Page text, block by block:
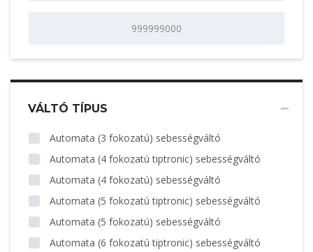
VÁLTÓ TÍPUS
Automata (3 fokozatú) sebességváltó
Automata (4 fokozatú tiptronic) sebességváltó
Automata (4 fokozatú) sebességváltó
Automata (5 fokozatú tiptronic) sebességváltó
Automata (5 fokozatú) sebességváltó
Automata (6 fokozatú tiptronic) sebességváltó